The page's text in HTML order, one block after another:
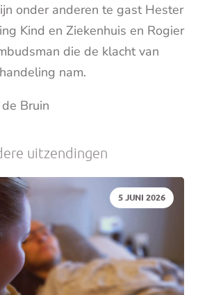
onder anderen te gast Hester
Kind en Ziekenhuis en Rogier
die de klacht van
nam.
Bruin
uitzendingen
DATUM:
5 JUNI 2026